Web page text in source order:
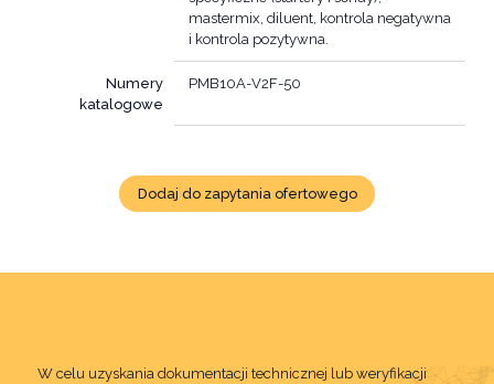
mastermix, diluent, kontrola negatywna
i kontrola pozytywna.
Numery
katalogowe
PMB10A-V2F-50
Dodaj do zapytania ofertowego
W celu uzyskania dokumentacji technicznej lub weryfikacji